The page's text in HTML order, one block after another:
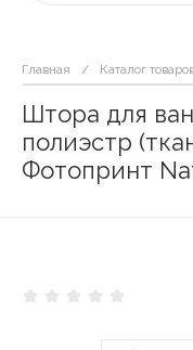
Главная / Каталог
Штора для
полиэстр
Фотопринт